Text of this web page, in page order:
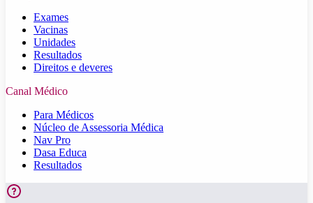
Exames
Vacinas
Unidades
Resultados
Direitos e deveres
Canal Médico
Para Médicos
Núcleo de Assessoria Médica
Nav Pro
Dasa Educa
Resultados